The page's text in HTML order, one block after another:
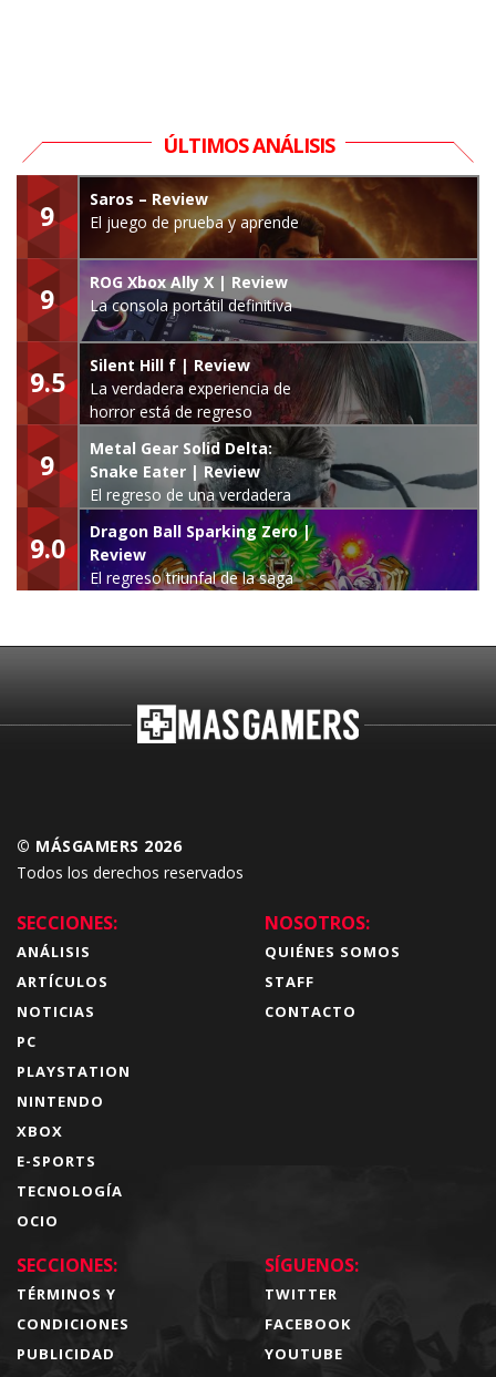
ÚLTIMOS ANÁLISIS
9
Saros – Review
El juego de prueba y aprende
9
ROG Xbox Ally X | Review
La consola portátil definitiva
9.5
Silent Hill f | Review
La verdadera experiencia de
horror está de regreso
9
Metal Gear Solid Delta:
Snake Eater | Review
El regreso de una verdadera
leyenda
9.0
Dragon Ball Sparking Zero |
Review
El regreso triunfal de la saga
© MÁSGAMERS 2026
Todos los derechos reservados
SECCIONES:
ANÁLISIS
ARTÍCULOS
NOTICIAS
PC
PLAYSTATION
NINTENDO
XBOX
E-SPORTS
TECNOLOGÍA
OCIO
NOSOTROS:
QUIÉNES SOMOS
STAFF
CONTACTO
SECCIONES:
TÉRMINOS Y
CONDICIONES
PUBLICIDAD
SÍGUENOS:
TWITTER
FACEBOOK
YOUTUBE